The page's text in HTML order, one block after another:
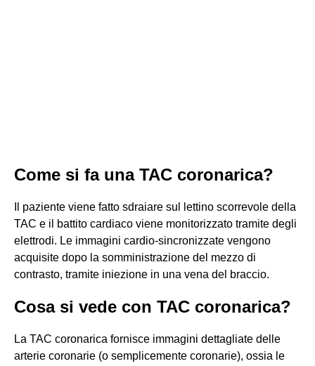
Come si fa una TAC coronarica?
Il paziente viene fatto sdraiare sul lettino scorrevole della
TAC e il battito cardiaco viene monitorizzato tramite degli
elettrodi. Le immagini cardio-sincronizzate vengono
acquisite dopo la somministrazione del mezzo di
contrasto, tramite iniezione in una vena del braccio.
Cosa si vede con TAC coronarica?
La TAC coronarica fornisce immagini dettagliate delle
arterie coronarie (o semplicemente coronarie), ossia le